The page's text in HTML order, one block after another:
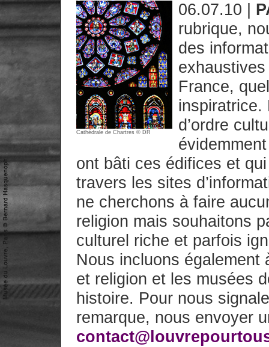
Cathédrale de Chartres © DR
06.07.10 |
rubrique,
des
France,
inspiratrice.
d’ordre
ont bâti ces édifices et
travers les sites
ne cherchons à faire
religion mais souhaitons
culturel riche et parfois
Nous incluons également
et religion et les musées
histoire. Pour nous
remarque, nous envoyer